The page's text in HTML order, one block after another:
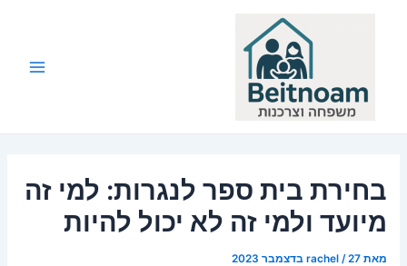
בחירת בית ספר לנגרות: למי זה
מיועד ולמי זה לא יכול להיות
מאת rachel /27 בדצמבר 2023